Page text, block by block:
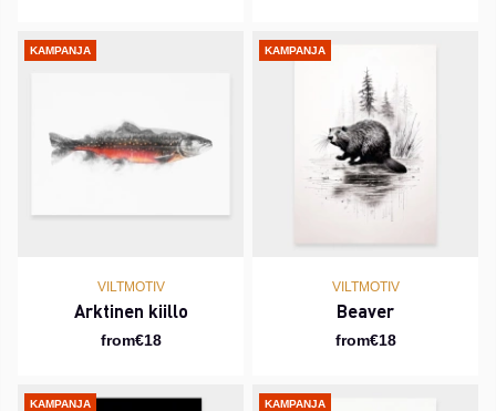
KAMPANJA
VILTMOTIV
Arktinen kiillo
from€18
KAMPANJA
VILTMOTIV
Beaver
from€18
KAMPANJA KAMPANJA